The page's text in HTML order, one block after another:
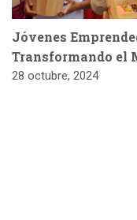
Jóvenes
Transformando el
28 octubre, 2024